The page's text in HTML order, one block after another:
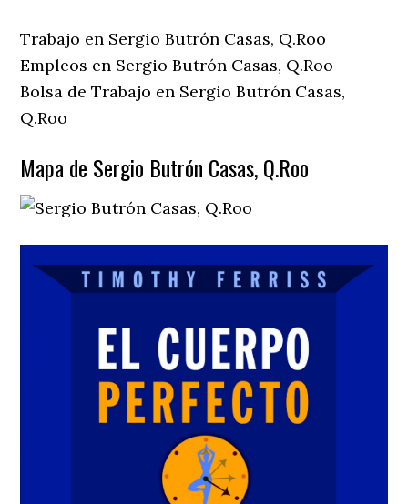
Trabajo en Sergio Butrón Casas, Q.Roo
Empleos en Sergio Butrón Casas, Q.Roo
Bolsa de Trabajo en Sergio Butrón Casas,
Q.Roo
Mapa de Sergio Butrón Casas, Q.Roo